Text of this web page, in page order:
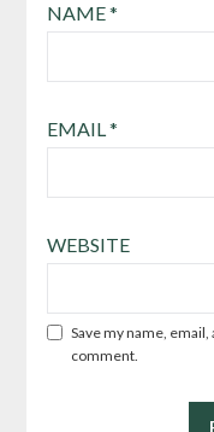
NAME*
EMAIL*
WEBSITE
Save my name,
comment.